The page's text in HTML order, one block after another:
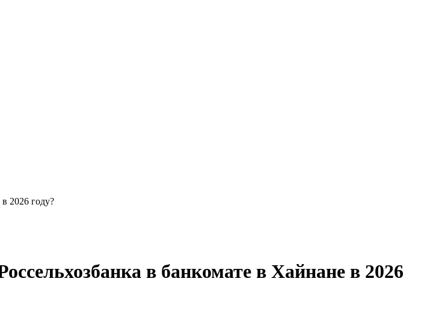
2026 году?
в банкомате в Хайнане в 2026